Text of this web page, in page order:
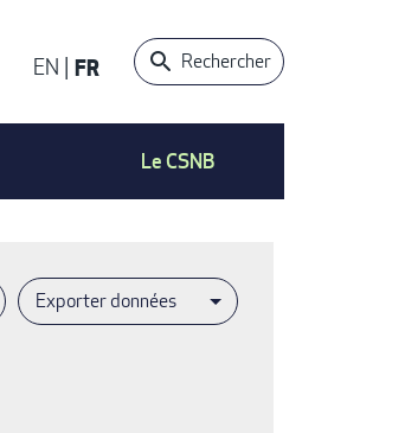
EN FR Rechercher
Le CSNB
Exporter données